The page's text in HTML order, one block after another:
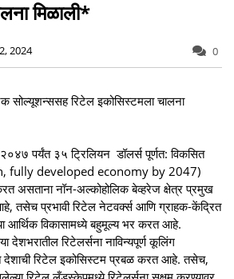
मिळाली*
2024 0
सोल्‍यूशन्‍ससह रिटेल इकोसिस्‍टमला चालना
पर्यंत ३५ ट्रिलियन डॉलर्स पूर्णत: विकसित
fully developed economy by 2047)
असताना नॉन-अल्‍कोहोलिक बेव्‍हरेज क्षेत्र प्रमुख
तसेच प्रभावी रिटेल नेटवर्क्‍स आणि ग्राहक-केंद्रित
आर्थिक विकासामध्‍ये बहुमूल्‍य भर करत आहे.
देशभरातील रिटेलर्सना नाविन्‍यपूर्ण कूलिंग
रिटेल इकोसिस्‍टम प्रबळ करत आहे. तसेच,